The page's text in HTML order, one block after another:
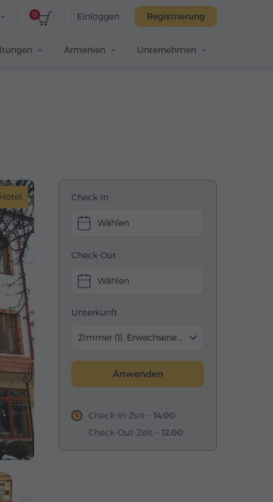
Einloggen Registrierung
0
Armenien Unternehmen
Hotel Check-In
Wählen
Check-Out
Wählen
Unterkunft
Zimmer (1), Erwachsene (2)
Anwenden
Check-In-Zeit – 14:00
Check-Out-Zeit – 12:00